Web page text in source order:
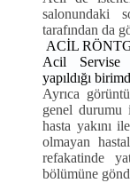
salonundaki
tarafından da
ACİL
Acil Servise
yapıldığı
Ayrıca
genel durumu
hasta yakını
olmayan
refakatinde
bölümüne